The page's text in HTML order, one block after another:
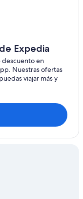
Ceiba
Expedia
descuento en
Nuestras ofertas
viajar más y